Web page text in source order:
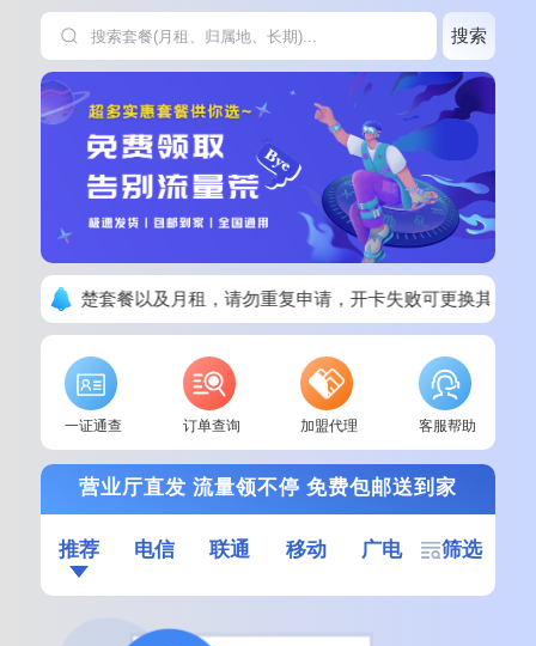
搜索
单请看清楚套餐以及月租，请勿重复申请，开卡失败可更换其他套
一证通查 订单查询 加盟代理 客服帮助
营业厅直发 流量领不停 免费包邮送到家
推荐 电信 联通 移动 广电 筛选